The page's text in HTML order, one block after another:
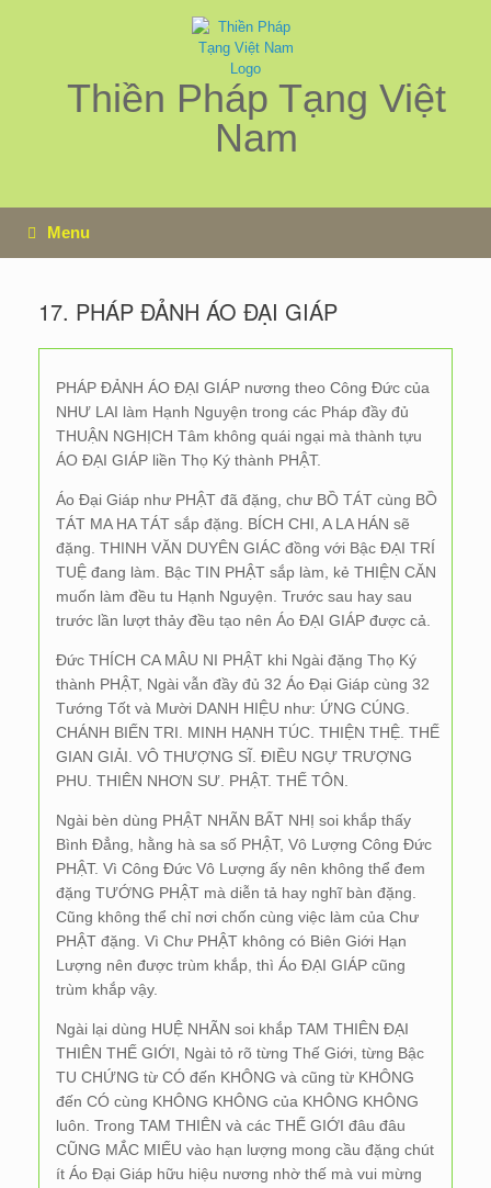
Thiền Pháp Tạng Việt
Nam
Menu
17. PHÁP ĐẢNH ÁO ĐẠI GIÁP
PHÁP ĐẢNH ÁO ĐẠI GIÁP nương theo Công Đức của
NHƯ LAI làm Hạnh Nguyện trong các Pháp đầy đủ
THUẬN NGHỊCH Tâm không quái ngại mà thành tựu
ÁO ĐẠI GIÁP liền Thọ Ký thành PHẬT.
Áo Đại Giáp như PHẬT đã đặng, chư BỒ TÁT cùng BỒ
TÁT MA HA TÁT sắp đặng. BÍCH CHI, A LA HÁN sẽ
đặng. THINH VĂN DUYÊN GIÁC đồng với Bậc ĐẠI TRÍ
TUỆ đang làm. Bậc TIN PHẬT sắp làm, kẻ THIỆN CĂN
muốn làm đều tu Hạnh Nguyện. Trước sau hay sau
trước lần lượt thảy đều tạo nên Áo ĐẠI GIÁP được cả.
Đức THÍCH CA MÂU NI PHẬT khi Ngài đặng Thọ Ký
thành PHẬT, Ngài vẫn đầy đủ 32 Áo Đại Giáp cùng 32
Tướng Tốt và Mười DANH HIỆU như: ỨNG CÚNG.
CHÁNH BIẾN TRI. MINH HẠNH TÚC. THIỆN THỆ. THẾ
GIAN GIẢI. VÔ THƯỢNG SĨ. ĐIỀU NGỰ TRƯỢNG
PHU. THIÊN NHƠN SƯ. PHẬT. THẾ TÔN.
Ngài bèn dùng PHẬT NHÃN BẤT NHỊ soi khắp thấy
Bình Đẳng, hằng hà sa số PHẬT, Vô Lượng Công Đức
PHẬT. Vì Công Đức Vô Lượng ấy nên không thể đem
đặng TƯỚNG PHẬT mà diễn tả hay nghĩ bàn đặng.
Cũng không thể chỉ nơi chốn cùng việc làm của Chư
PHẬT đặng. Vì Chư PHẬT không có Biên Giới Hạn
Lượng nên được trùm khắp, thì Áo ĐẠI GIÁP cũng
trùm khắp vậy.
Ngài lại dùng HUỆ NHÃN soi khắp TAM THIÊN ĐẠI
THIÊN THẾ GIỚI, Ngài tỏ rõ từng Thế Giới, từng Bậc
TU CHỨNG từ CÓ đến KHÔNG và cũng từ KHÔNG
đến CÓ cùng KHÔNG KHÔNG của KHÔNG KHÔNG
luôn. Trong TAM THIÊN và các THẾ GIỚI đâu đâu
CŨNG MẮC MIẾU vào hạn lượng mong cầu đặng chút
ít Áo Đại Giáp hữu hiệu nương nhờ thế mà vui mừng